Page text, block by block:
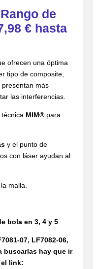
Rango de
€ hasta
ofrecen una óptima
tipo de composite,
más
las interferencias.
MIM®para
y el punto de
con láser ayudan al
malla.
bola en 3, 4 y 5.
07, LF7082-06,
buscarlas hay que ir
el link: